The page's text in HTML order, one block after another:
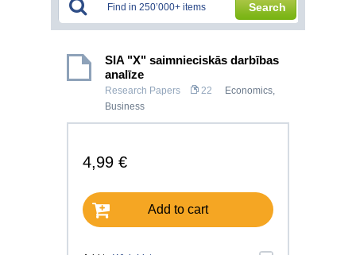
Search
SIA "X" saimnieciskās darbības
analīze
Research Papers 22 Economics,
Business
4,99 €
Add to cart